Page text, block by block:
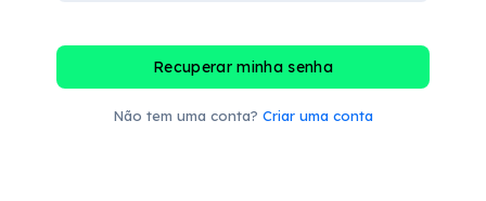
Recuperar minha senha
Não tem uma conta? Criar uma conta